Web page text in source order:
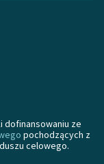
dofinansowaniu ze
pochodzących z
celowego.